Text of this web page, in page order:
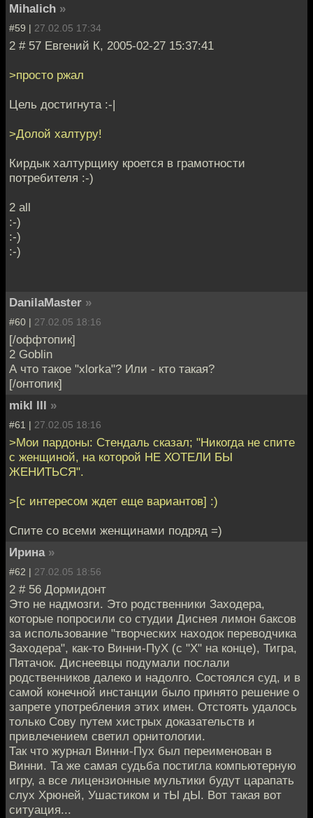
Mihalich »
#59 | 27.02.05 17:34
2 # 57 Евгений К, 2005-02-27 15:37:41
>просто ржал
Цель достигнута :-|
>Долой халтуру!
Кирдык халтурщику кроется в грамотности
потребителя :-)
2 all
:-)
:-)
:-)
DanilaMaster »
#60 | 27.02.05 18:16
[/оффтопик]
2 Goblin
А что такое "xlorka"? Или - кто такая?
[/онтопик]
mikl lll »
#61 | 27.02.05 18:16
>Мои пардоны: Стендаль сказал; "Никогда не спите
с женщиной, на которой НЕ ХОТЕЛИ БЫ
ЖЕНИТЬСЯ".
>[с интересом ждет еще вариантов] :)
Спите со всеми женщинами подряд =)
Ирина »
#62 | 27.02.05 18:56
2 # 56 Дормидонт
Это не надмозги. Это родственники Заходера,
которые попросили со студии Диснея лимон баксов
за использование "творческих находок переводчика
Заходера", как-то Винни-ПуХ (с "Х" на конце), Тигра,
Пятачок. Диснеевцы подумали послали
родственников далеко и надолго. Состоялся суд, и в
самой конечной инстанции было принято решение о
запрете употребления этих имен. Отстоять удалось
только Сову путем хистрых доказательств и
привлечением светил орнитологии.
Так что журнал Винни-Пух был переименован в
Винни. Та же самая судьба постигла компьютерную
игру, а все лицензионные мультики будут царапать
слух Хрюней, Ушастиком и тЫ дЫ. Вот такая вот
ситуация...